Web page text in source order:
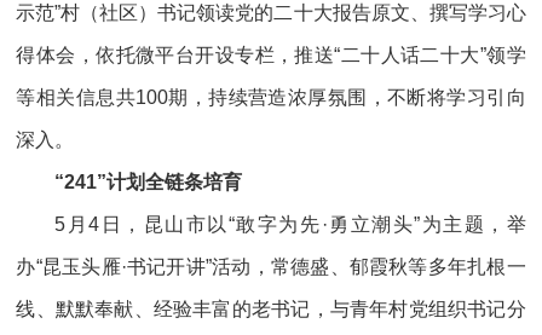
示范”村（社区）书记领读党的二十大报告原文、撰写学习心
得体会，依托微平台开设专栏，推送“二十人话二十大”领学
等相关信息共100期，持续营造浓厚氛围，不断将学习引向
深入。
“241”计划全链条培育
5月4日，昆山市以“敢字为先·勇立潮头”为主题，举
办“昆玉头雁·书记开讲”活动，常德盛、郁霞秋等多年扎根一
线、默默奉献、经验丰富的老书记，与青年村党组织书记分